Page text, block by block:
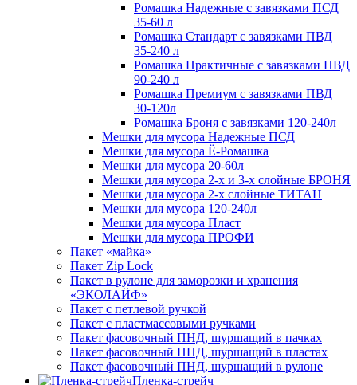
Ромашка Надежные с завязками ПСД
35-60 л
Ромашка Стандарт с завязками ПВД
35-240 л
Ромашка Практичные с завязками ПВД
90-240 л
Ромашка Премиум с завязками ПВД
30-120л
Ромашка Броня с завязками 120-240л
Мешки для мусора Надежные ПСД
Мешки для мусора Ё-Ромашка
Мешки для мусора 20-60л
Мешки для мусора 2-х и 3-х слойные БРОНЯ
Мешки для мусора 2-х слойные ТИТАН
Мешки для мусора 120-240л
Мешки для мусора Пласт
Мешки для мусора ПРОФИ
Пакет «майка»
Пакет Zip Lock
Пакет в рулоне для заморозки и хранения
«ЭКОЛАЙФ»
Пакет с петлевой ручкой
Пакет с пластмассовыми ручками
Пакет фасовочный ПНД, шуршащий в пачках
Пакет фасовочный ПНД, шуршащий в пластах
Пакет фасовочный ПНД, шуршащий в рулоне
Пленка-стрейч